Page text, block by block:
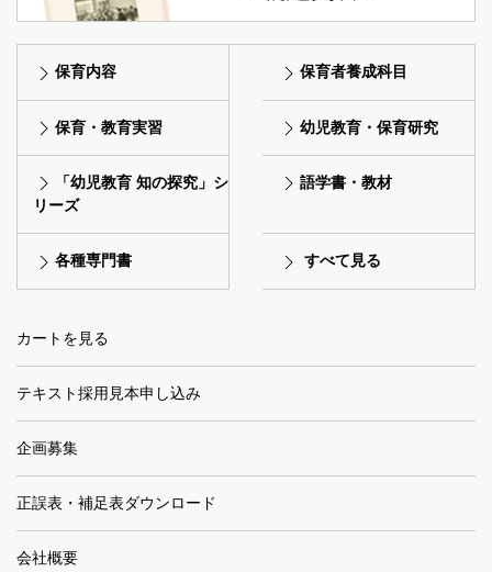
保育内容 保育者養成科目
保育・教育実習 幼児教育・保育研究
「幼児教育 知の探究」シ
リーズ
語学書・教材
各種専門書 すべて見る
カートを見る
テキスト採用見本申し込み
企画募集
正誤表・補足表ダウンロード
会社概要